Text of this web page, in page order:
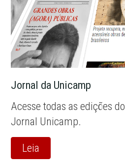
Jornal da Unicamp
Acesse todas as edições do
Jornal Unicamp.
Leia